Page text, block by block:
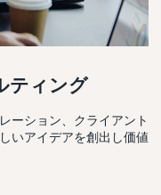
ティング
ーション、クライアント
いアイデアを創出し価値